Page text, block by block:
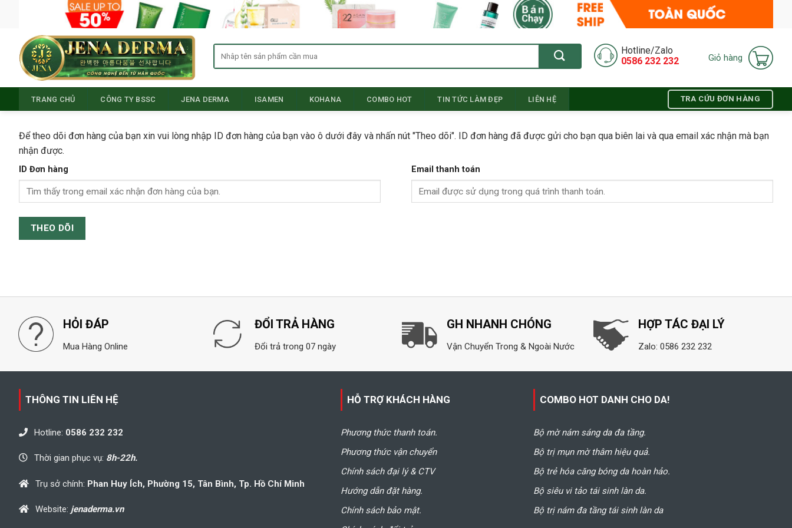
content
Tìm
Hotline/Zalo
0586 232 232
Giỏ hàng
TRANG CHỦ CÔNG TY BSSC JENA DERMA ISAMEN KOHANA COMBO HOT TIN TỨC LÀM ĐẸP LIÊN HỆ TRA CỨU ĐƠN HÀNG
Để theo dõi đơn hàng của bạn xin vui lòng nhập ID đơn hàng của bạn vào ô dưới đây và nhấn nút "Theo dõi". ID đơn hàng đã được gửi cho bạn qua biên lai và qua email xác nhận mà bạn
nhận được.
ID Đơn hàng Email thanh toán
THEO DÕI
HỎI ĐÁP
Mua Hàng Online
ĐỔI TRẢ HÀNG
Đổi trả trong 07 ngày
GH NHANH CHÓNG
Vận Chuyển Trong & Ngoài Nước
HỢP TÁC ĐẠI LÝ
Zalo: 0586 232 232
THÔNG TIN LIÊN HỆ
Hotline: 0586 232 232
Thời gian phục vụ: 8h-22h.
Trụ sở chính: Phan Huy Ích, Phường 15, Tân Bình, Tp. Hồ Chí Minh
Website: jenaderma.vn
HỖ TRỢ KHÁCH HÀNG
Phương thức thanh toán.
Phương thức vận chuyển
Chính sách đại lý & CTV
Hướng dẫn đặt hàng.
Chính sách bảo mật.
COMBO HOT DANH CHO DA!
Bộ mờ nám sáng da đa tầng.
Bộ trị mụn mờ thâm hiệu quả.
Bộ trẻ hóa căng bóng da hoàn hảo.
Bộ siêu vi tảo tái sinh làn da.
Bộ trị nám đa tầng tái sinh làn da